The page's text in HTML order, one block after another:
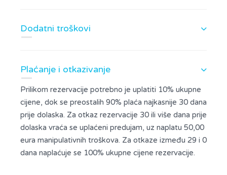
Dodatni troškovi
Plaćanje i otkazivanje
Prilikom rezervacije potrebno je uplatiti 10% ukupne
cijene, dok se preostalih 90% plaća najkasnije 30 dana
prije dolaska. Za otkaz rezervacije 30 ili više dana prije
dolaska vraća se uplaćeni predujam, uz naplatu 50,00
eura manipulativnih troškova. Za otkaze između 29 i 0
dana naplaćuje se 100% ukupne cijene rezervacije.